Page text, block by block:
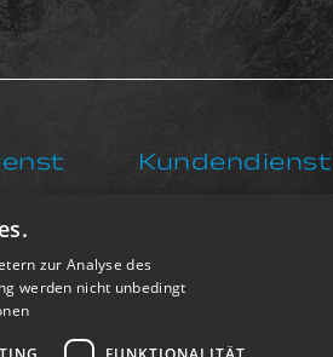
Kundendienst
zur Analyse des
werden nicht unbedingt